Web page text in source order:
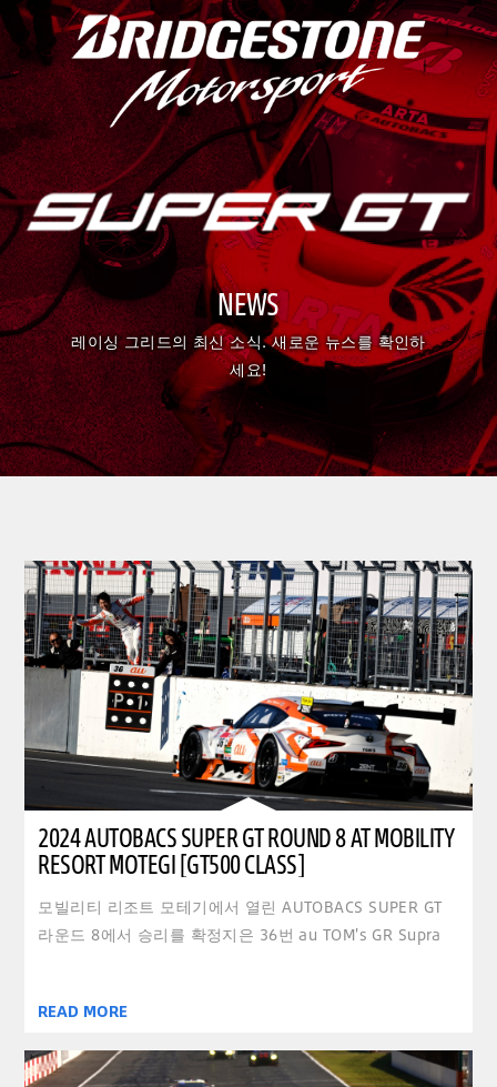
NEWS
레이싱 그리드의 최신 소식. 새로운 뉴스를 확인하
세요!
2024 AUTOBACS SUPER GT ROUND 8 AT MOBILITY
RESORT MOTEGI [GT500 CLASS]
모빌리티 리조트 모테기에서 열린 AUTOBACS SUPER GT
라운드 8에서 승리를 확정지은 36번 au TOM's GR Supra
READ MORE